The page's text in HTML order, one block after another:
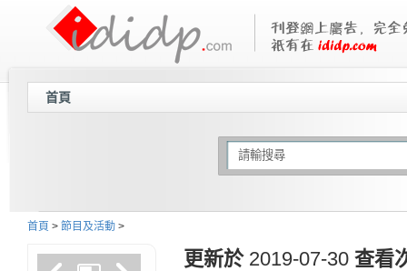
首頁
首頁 > 節目及活動 >
更新於2019-07-30 查看